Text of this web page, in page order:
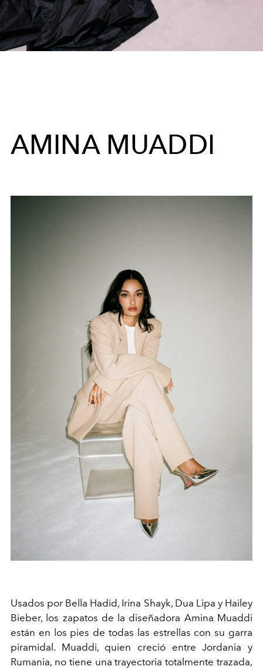
AMINA MUADDI
Usados por Bella Hadid, Irina Shayk, Dua Lipa y Hailey
Bieber, los zapatos de la diseñadora Amina Muaddi
están en los pies de todas las estrellas con su garra
piramidal. Muaddi, quien creció entre Jordania y
Rumania, no tiene una trayectoria totalmente trazada,